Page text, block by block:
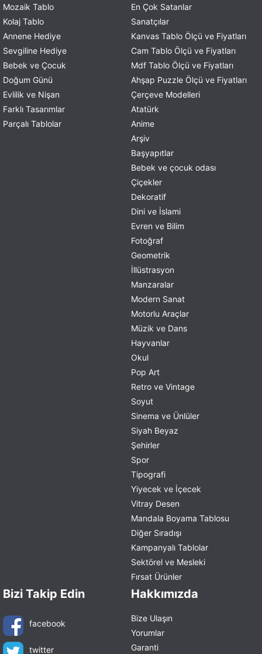
Mozaik Tablo
Kolaj Tablo
Annene Hediye
Sevgiline Hediye
Bebek ve Çocuk
Doğum Günü
Evlilik ve Nişan
Farklı Tasarımlar
Parçalı Tablolar
En Çok Satanlar
Sanatçılar
Kanvas Tablo Ölçü ve Fiyatları
Cam Tablo Ölçü ve Fiyatları
Mdf Tablo Ölçü ve Fiyatları
Ahşap Puzzle Ölçü ve Fiyatları
Çerçeve Modelleri
Atatürk
Anime
Arşiv
Başyapıtlar
Bebek ve çocuk odası
Çiçekler
Dekoratif
Dini ve İslami
Evren ve Bilim
Fotoğraf
Geometrik
İllüstrasyon
Manzaralar
Modern Sanat
Motorlu Araçlar
Müzik ve Dans
Hayvanlar
Okul
Pop Art
Retro ve Vintage
Soyut
Sinema ve Ünlüler
Siyah Beyaz
Şehirler
Spor
Tipografi
Yiyecek ve İçecek
Vitray Desen
Mandala Boyama Tablosu
Diğer Sıradışı
Kampanyalı Tablolar
Sektörel ve Mesleki
Fırsat Ürünler
Bizi Takip Edin
facebook
twitter
Hakkımızda
Bize Ulaşın
Yorumlar
Garanti